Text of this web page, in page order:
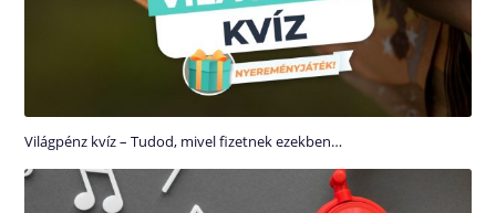
Világpénz kvíz – Tudod, mivel fizetnek ezekben…